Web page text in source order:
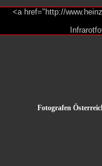
<a href="http://
Fotografen